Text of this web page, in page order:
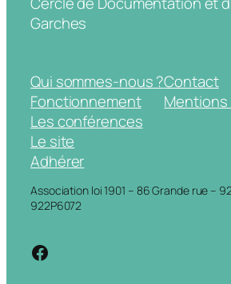
Garches
Qui sommes-nous ?
Fonctionnement
Les conférences
Le site
Adhérer
Contact
Mentions
Association loi 1901 – 86 Grande rue –
922P6072
https://